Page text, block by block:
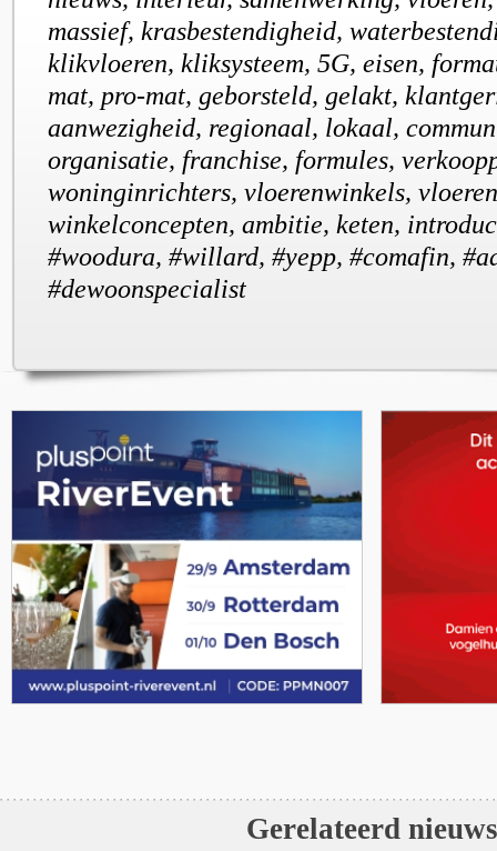
massief, krasbestendigheid,
klikvloeren, kliksysteem, 5G, eisen,
mat, pro-mat, geborsteld, gelakt,
aanwezigheid, regionaal, lokaal,
organisatie, franchise, formules,
woninginrichters, vloerenwinkels,
winkelconcepten, ambitie, keten,
#woodura, #willard, #yepp, #comafin,
#dewoonspecialist
Gerelateerd nieuws